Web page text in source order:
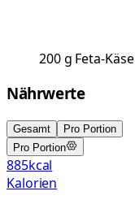
200g Feta-Käse
Nährwerte
Gesamt
Pro Portion
Pro Portion
885kcal
Kalorien